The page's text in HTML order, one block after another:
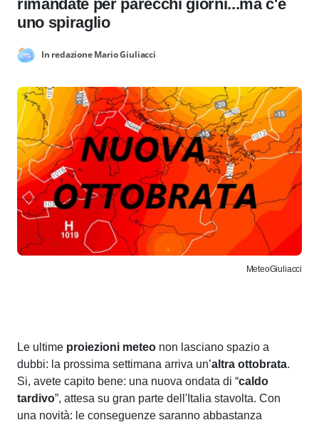
rimandate per parecchi giorni...ma c'è
uno spiraglio
In redazione Mario Giuliacci
MeteoGiuliacci
Le ultime proiezioni meteo non lasciano spazio a
dubbi: la prossima settimana arriva un’altra ottobrata.
Si, avete capito bene: una nuova ondata di “caldo
tardivo”, attesa su gran parte dell'Italia stavolta. Con
una novità: le conseguenze saranno abbastanza